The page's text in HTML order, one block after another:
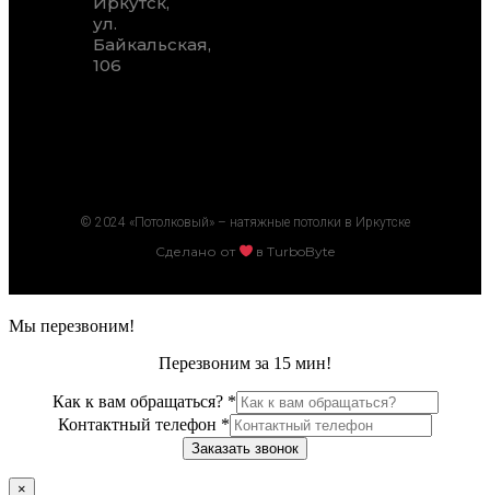
ул.
Байкальская,
106
© 2024 «Потолковый» – натяжные потолки в Иркутске
Сделано от в TurboByte
Мы перезвоним!
Перезвоним за 15 мин!
Как к вам обращаться? *
Контактный телефон *
Заказать звонок
×